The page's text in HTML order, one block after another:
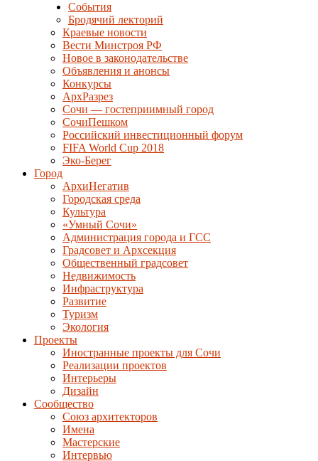
События
Бродячий лекторий
Краевые новости
Вести Минстроя РФ
Новое в законодательстве
Объявления и анонсы
Конкурсы
АрхРазрез
Сочи — гостеприимный город
СочиПешком
Российский инвестиционный форум
FIFA World Cup 2018
Эко-Берег
Город
АрхиНегатив
Городская среда
Культура
«Умный Сочи»
Администрация города и ГСС
Градсовет и Архсекция
Общественный градсовет
Недвижимость
Инфраструктура
Развитие
Туризм
Экология
Проекты
Иностранные проекты для Сочи
Реализации проектов
Интерьеры
Дизайн
Сообщество
Союз архитекторов
Имена
Мастерские
Интервью